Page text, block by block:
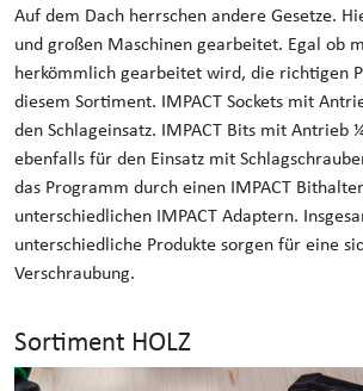
Auf dem Dach herrschen andere Gesetze.
und großen Maschinen gearbeitet. Egal ob
herkömmlich gearbeitet wird, die richtigen
diesem Sortiment. IMPACT Sockets mit
den Schlageinsatz. IMPACT Bits mit Antrieb
ebenfalls für den Einsatz mit
das Programm durch einen IMPACT
unterschiedlichen IMPACT Adaptern.
unterschiedliche Produkte sorgen für eine
Verschraubung.
Sortiment HOLZ